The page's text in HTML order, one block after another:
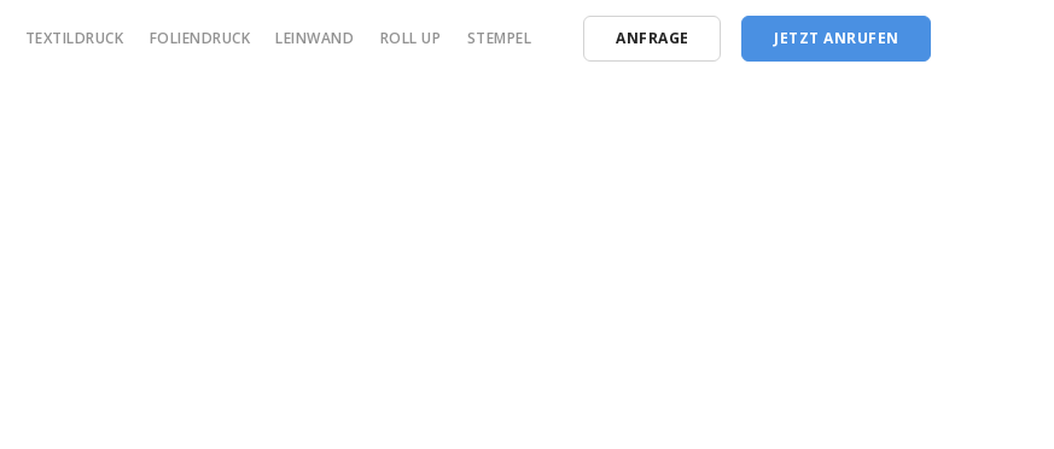
TEXTILDRUCK FOLIENDRUCK LEINWAND ROLL UP STEMPEL ANFRAGE JETZT ANRUFEN